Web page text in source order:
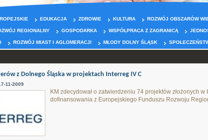
EDUKACJA ZDROWIE KULTURA ROZWÓJ OBSZARÓW
REGIONALNY GOSPODARKA WSPÓŁPRACA Z ZAGRANICĄ
ROZWÓJ MIAST I AGLOMERACJI MŁODY DOLNY ŚLĄSK
z Dolnego Śląska w projektach Interreg IV C
11-2009
KM zdecydował o zatwierdzeniu 74 projektów złożonych
dofinansowania z Europejskiego Funduszu Rozwoju